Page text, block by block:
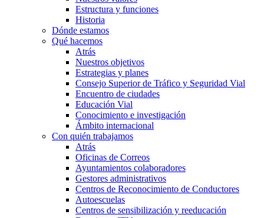
Estructura y funciones
Historia
Dónde estamos
Qué hacemos
Atrás
Nuestros objetivos
Estrategias y planes
Consejo Superior de Tráfico y Seguridad Vial
Encuentro de ciudades
Educación Vial
Conocimiento e investigación
Ámbito internacional
Con quién trabajamos
Atrás
Oficinas de Correos
Ayuntamientos colaboradores
Gestores administrativos
Centros de Reconocimiento de Conductores
Autoescuelas
Centros de sensibilización y reeducación